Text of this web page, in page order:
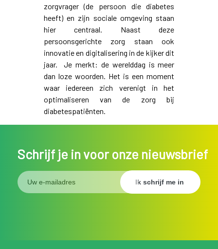
zorgvrager (de persoon die diabetes
heeft) en zijn sociale omgeving staan
hier centraal. Naast deze
persoonsgerichte zorg staan ook
innovatie en digitalisering in de kijker dit
jaar. Je merkt: de werelddag is meer
dan loze woorden. Het is een moment
waar iedereen zich verenigt in het
optimaliseren van de zorg bij
diabetespatiënten.
Schrijf je in voor onze nieuwsbrief